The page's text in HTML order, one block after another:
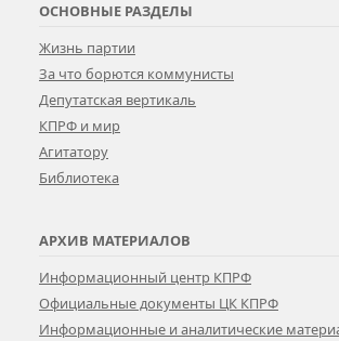
ОСНОВНЫЕ РАЗДЕЛЫ
Жизнь партии
За что борются коммунисты
Депутатская вертикаль
КПРФ и мир
Агитатору
Библиотека
АРХИВ МАТЕРИАЛОВ
Информационный центр КПРФ
Официальные документы ЦК КПРФ
Информационные и аналитические